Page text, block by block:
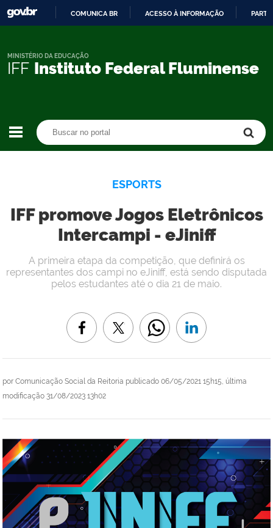
CONTEÚDO
COMUNICA BR ACESSO À INFORMAÇÃO
IFF Instituto Federal Fluminense
MINISTÉRIO DA EDUCAÇÃO
ESPORTS
IFF promove Jogos Eletrônicos
Intercampi - eJiniff
por Comunicação Social da Reitoria publicado 06/05/2021 15h15, última
modificação 31/08/2023 13h02
A primeira etapa da competição, que definirá os
representantes dos campi no eJiniff, está sendo disputada
pelos estudantes até o dia 21 de maio.